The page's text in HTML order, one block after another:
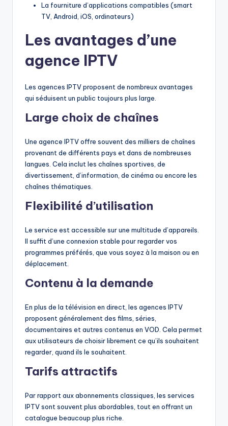
La fourniture d’applications compatibles (smart
TV, Android, iOS, ordinateurs)
Les avantages d’une
agence IPTV
Les agences IPTV proposent de nombreux avantages
qui séduisent un public toujours plus large.
Large choix de chaînes
Une agence IPTV offre souvent des milliers de chaînes
provenant de différents pays et dans de nombreuses
langues. Cela inclut les chaînes sportives, de
divertissement, d’information, de cinéma ou encore les
chaînes thématiques.
Flexibilité d’utilisation
Le service est accessible sur une multitude d’appareils.
Il suffit d’une connexion stable pour regarder vos
programmes préférés, que vous soyez à la maison ou en
déplacement.
Contenu à la demande
En plus de la télévision en direct, les agences IPTV
proposent généralement des films, séries,
documentaires et autres contenus en VOD. Cela permet
aux utilisateurs de choisir librement ce qu’ils souhaitent
regarder, quand ils le souhaitent.
Tarifs attractifs
Par rapport aux abonnements classiques, les services
IPTV sont souvent plus abordables, tout en offrant un
catalogue beaucoup plus riche.